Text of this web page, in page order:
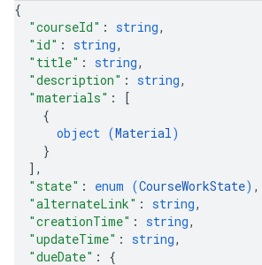
{
"courseId" : string,
"id" : string,
"title" : string,
"description" : string,
"materials" :
[
{
object (Material)
}
] ,
"state" : enum (CourseWorkState) ,
"alternateLink" : string,
"creationTime" : string,
"updateTime" : string,
"dueDate" : {